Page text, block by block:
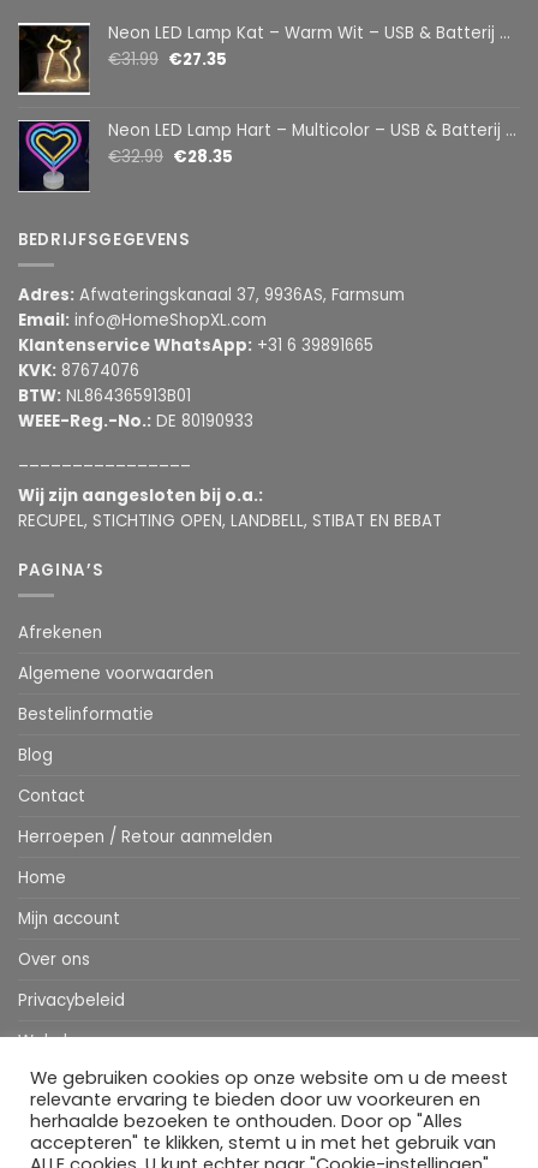
Neon LED Lamp Kat – Warm Wit – USB & Batterij – Decoratieve Tafellamp voor Kinderkamer – 28,5 x 24,5 cm
€31.99 €27.35
Neon LED Lamp Hart – Multicolor – USB & Batterij – Hartvormige Sfeerlamp – Kinderkamer & Slaapkamer – 25,2 x 23 cm
€32.99 €28.35
BEDRIJFSGEGEVENS
Adres: Afwateringskanaal 37, 9936AS, Farmsum
Email: info@HomeShopXL.com
Klantenservice WhatsApp: +31 6 39891665
KVK: 87674076
BTW: NL864365913B01
WEEE-Reg.-No.: DE 80190933
Wij zijn aangesloten bij o.a.:
RECUPEL, STICHTING OPEN, LANDBELL, STIBAT EN BEBAT
PAGINA’S
Afrekenen
Algemene voorwaarden
Bestelinformatie
Blog
Contact
Herroepen / Retour aanmelden
Home
Mijn account
Over ons
Privacybeleid
Webshop
Winkelwagen
We gebruiken cookies op onze website om u de meest
relevante ervaring te bieden door uw voorkeuren en
herhaalde bezoeken te onthouden. Door op "Alles
accepteren" te klikken, stemt u in met het gebruik van